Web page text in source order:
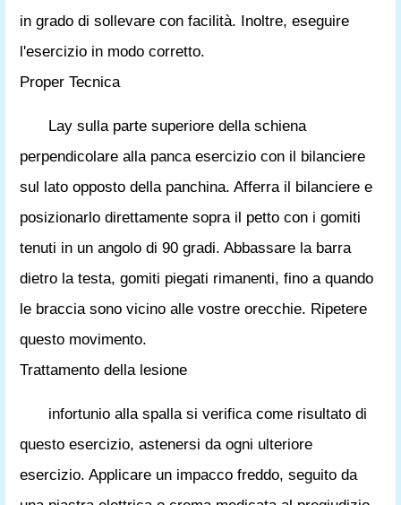
in grado di sollevare con facilità. Inoltre, eseguire
l'esercizio in modo corretto.
Proper Tecnica
Lay sulla parte superiore della schiena
perpendicolare alla panca esercizio con il bilanciere
sul lato opposto della panchina. Afferra il bilanciere e
posizionarlo direttamente sopra il petto con i gomiti
tenuti in un angolo di 90 gradi. Abbassare la barra
dietro la testa, gomiti piegati rimanenti, fino a quando
le braccia sono vicino alle vostre orecchie. Ripetere
questo movimento.
Trattamento della lesione
infortunio alla spalla si verifica come risultato di
questo esercizio, astenersi da ogni ulteriore
esercizio. Applicare un impacco freddo, seguito da